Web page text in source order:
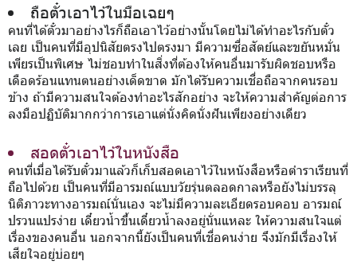
ถือตั๋วเอาไว้ในมือเฉยๆ
คนที่ได้ตั๋วมาอย่างไรก็ถือเอาไว้อย่างนั้นโดยไม่ได้ทำอะไรกับตั๋ว
เลย เป็นคนที่มีอุปนิสัยตรงไปตรงมา มีความซื่อสัตย์และขยันหมั่น
เพียรเป็นพิเศษ ไม่ชอบทำในสิ่งที่ต้องให้คนอื่นมารับผิดชอบหรือ
เดือดร้อนแทนตนอย่างเด็ดขาด มักได้รับความเชื่อถือจากคนรอบ
ข้าง ถ้ามีความสนใจต้องทำอะไรสักอย่าง จะให้ความสำคัญต่อการ
ลงมือปฏิบัติมากกว่าการเอาแต่นั่งคิดนั่งฝันเพียงอย่างเดียว
สอดตั๋วเอาไว้ในหนังสือ
คนที่เมื่อได้รับตั๋วมาแล้วก็เก็บสอดเอาไว้ในหนังสือหรือตำราเรียนที่
ถือไปด้วย เป็นคนที่มีอารมณ์แบบวัยรุ่นตลอดกาลหรือยังไม่บรรลุ
นิติภาวะทางอารมณ์นั่นเอง จะไม่มีความละเอียดรอบคอบ อารมณ์
ปรวนแปรง่าย เดี๋ยวน้ำขึ้นเดี๋ยวน้ำลงอยู่นั่นแหละ ให้ความสนใจแต่
เรื่องของคนอื่น นอกจากนี้ยังเป็นคนที่เชื่อคนง่าย จึงมักมีเรื่องให้
เสียใจอยู่บ่อยๆ